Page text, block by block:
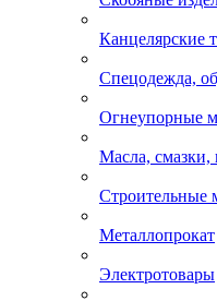
Канцелярские
Спецодежда,
Огнеупорные
Масла, смазки,
Строительные
Металлопрокат
Электротовары